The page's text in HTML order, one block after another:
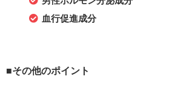
血行促進成分
■その他のポイント